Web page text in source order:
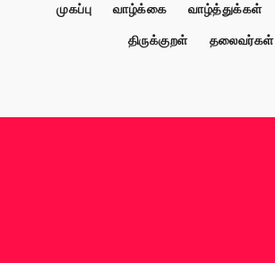
முகப்பு வாழ்க்கை வாழ்த்துக்கள்
திருக்குறள்
தலைவர்கள்